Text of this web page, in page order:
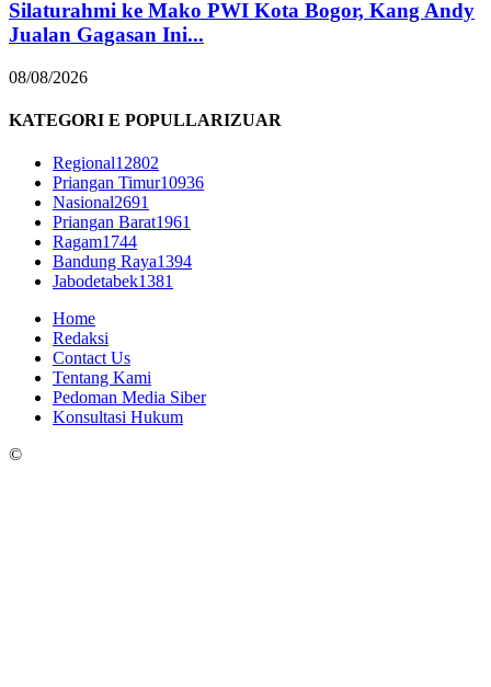
Silaturahmi ke Mako PWI Kota Bogor, Kang Andy
Jualan Gagasan Ini...
08/08/2026
KATEGORI E POPULLARIZUAR
Regional12802
Priangan Timur10936
Nasional2691
Priangan Barat1961
Ragam1744
Bandung Raya1394
Jabodetabek1381
Home
Redaksi
Contact Us
Tentang Kami
Pedoman Media Siber
Konsultasi Hukum
©